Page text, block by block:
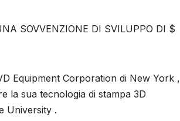
SOVVENZIONE DI SVILUPPO DI $
Equipment Corporation di New York ,
la sua tecnologia di stampa 3D
University .